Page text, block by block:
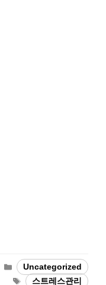
Categories
Uncategorized
Tags스트레스관리